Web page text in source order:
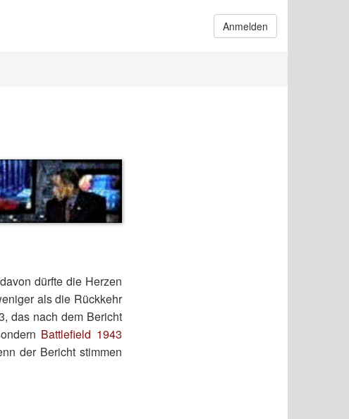
Anmelden
dürfte die Herzen
als die Rückkehr
das nach dem Bericht
Battlefield 1943
der Bericht stimmen